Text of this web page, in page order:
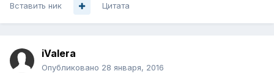
Вставить ник Цитата
iValera
Опубликовано 28 января, 2016